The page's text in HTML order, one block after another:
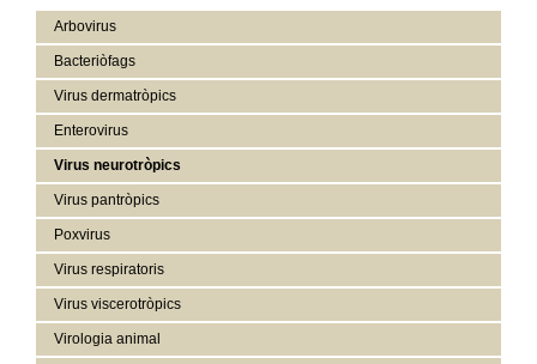
Arbovirus
Bacteriòfags
Virus dermatròpics
Enterovirus
Virus neurotròpics
Virus pantròpics
Poxvirus
Virus respiratoris
Virus viscerotròpics
Virologia animal